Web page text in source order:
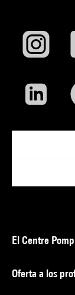
El Centre
Oferta a los